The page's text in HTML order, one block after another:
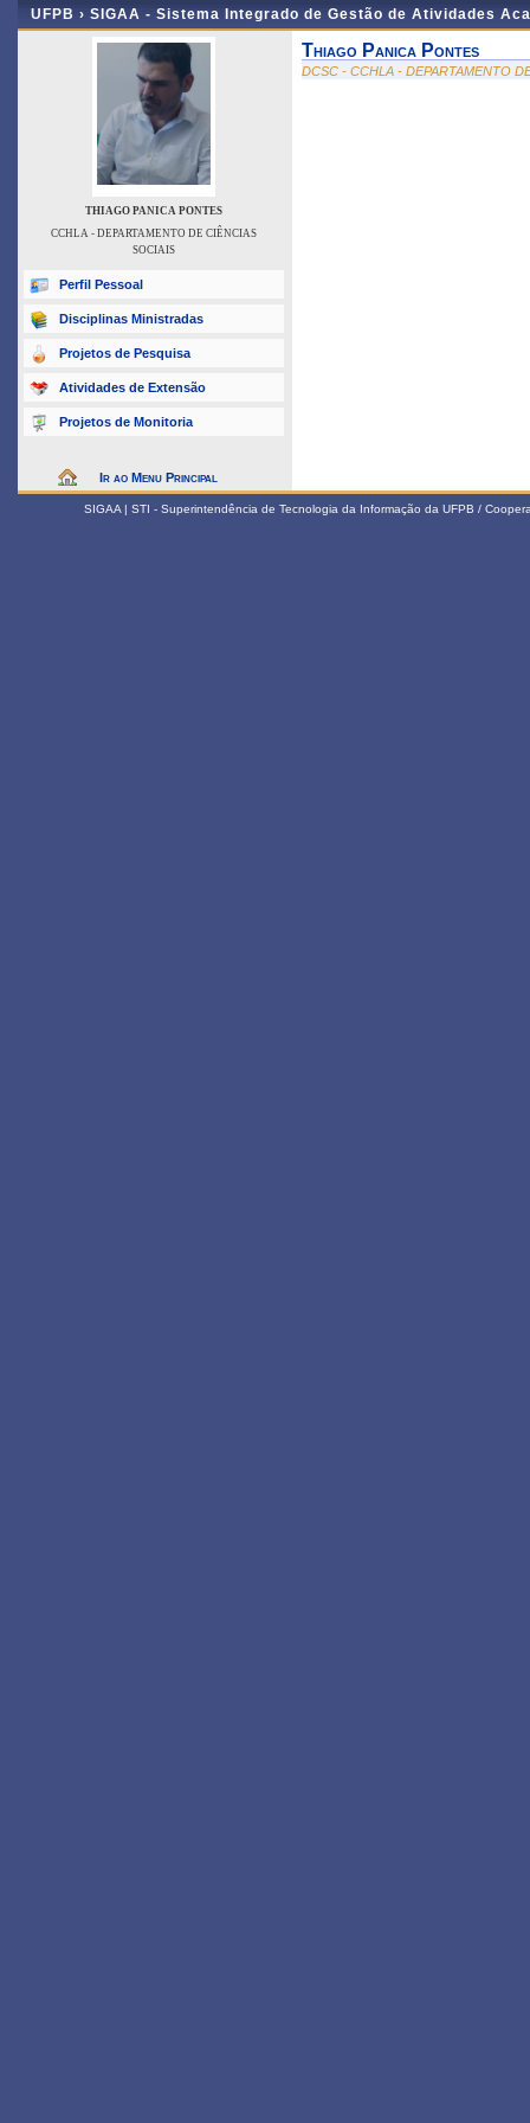
UFPB › SIGAA - Sistema Integrado de Gestão de Atividades
THIAGO PANICA PONTES
CCHLA - DEPARTAMENTO DE CIÊNCIAS
SOCIAIS
Perfil Pessoal
Disciplinas Ministradas
Projetos de Pesquisa
Atividades de Extensão
Projetos de Monitoria
Ir ao Menu Principal
Thiago Panica Pontes
DCSC - CCHLA - DEPARTAMENTO
SIGAA | STI - Superintendência de Tecnologia da Informação da UFPB /